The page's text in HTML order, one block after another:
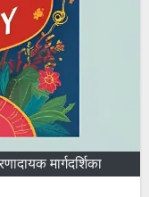
मार्गदर्शिका